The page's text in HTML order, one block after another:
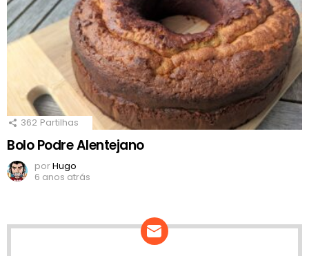
362 Partilhas
Bolo Podre Alentejano
porHugo
6 anos atrás